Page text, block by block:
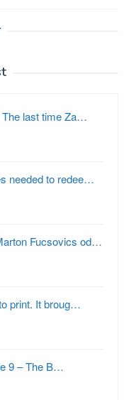
The last time Za…
needed to redee…
Fucsovics od…
print. It broug…
9 – The B…